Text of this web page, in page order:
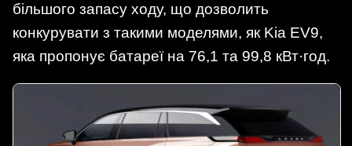
більшого запасу ходу, що дозволить
конкурувати з такими моделями, як Kia EV9,
яка пропонує батареї на 76,1 та 99,8 кВт·год.